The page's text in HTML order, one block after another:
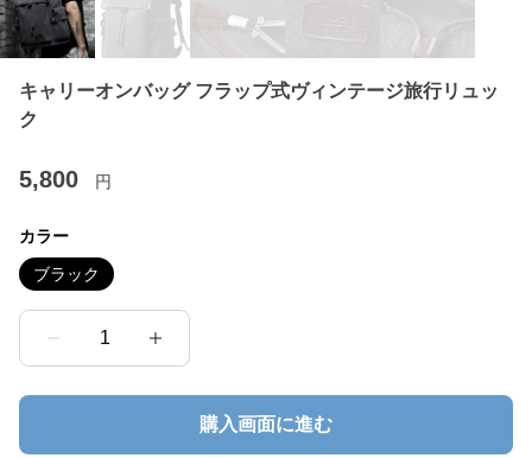
キャリーオンバッグ フラップ式ヴィンテージ旅行リュッ
ク
5,800 円
カラー
ブラック
1
購入画面に進む